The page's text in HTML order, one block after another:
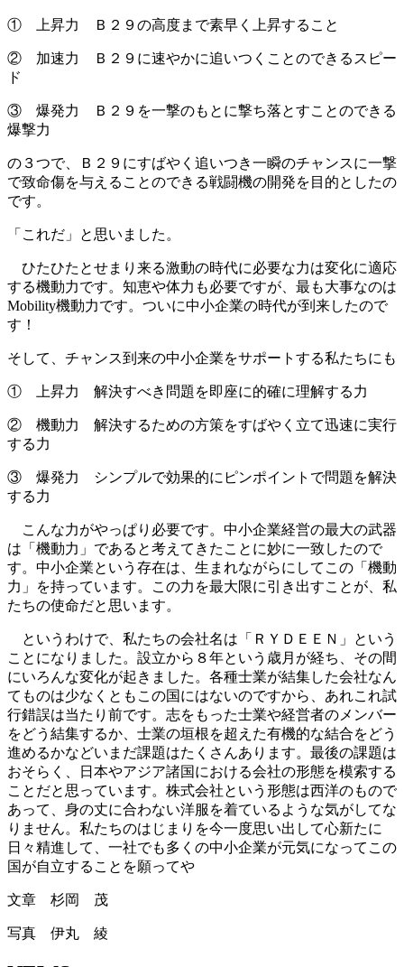
① 上昇力 Ｂ２９の高度まで素早く上昇すること
② 加速力 Ｂ２９に速やかに追いつくことのできるスピー
ド
③ 爆発力 Ｂ２９を一撃のもとに撃ち落とすことのできる
爆撃力
の３つで、Ｂ２９にすばやく追いつき一瞬のチャンスに一撃
で致命傷を与えることのできる戦闘機の開発を目的としたの
です。
「これだ」と思いました。
ひたひたとせまり来る激動の時代に必要な力は変化に適応
する機動力です。知恵や体力も必要ですが、最も大事なのは
Mobility機動力です。ついに中小企業の時代が到来したので
す！
そして、チャンス到来の中小企業をサポートする私たちにも
① 上昇力 解決すべき問題を即座に的確に理解する力
② 機動力 解決するための方策をすばやく立て迅速に実行
する力
③ 爆発力 シンプルで効果的にピンポイントで問題を解決
する力
こんな力がやっぱり必要です。中小企業経営の最大の武器
は「機動力」であると考えてきたことに妙に一致したので
す。中小企業という存在は、生まれながらにしてこの「機動
力」を持っています。この力を最大限に引き出すことが、私
たちの使命だと思います。
というわけで、私たちの会社名は「ＲＹＤＥＥＮ」という
ことになりました。設立から８年という歳月が経ち、その間
にいろんな変化が起きました。各種士業が結集した会社なん
てものは少なくともこの国にはないのですから、あれこれ試
行錯誤は当たり前です。志をもった士業や経営者のメンバー
をどう結集するか、士業の垣根を超えた有機的な結合をどう
進めるかなどいまだ課題はたくさんあります。最後の課題は
おそらく、日本やアジア諸国における会社の形態を模索する
ことだと思っています。株式会社という形態は西洋のもので
あって、身の丈に合わない洋服を着ているような気がしてな
りません。私たちのはじまりを今一度思い出して心新たに
日々精進して、一社でも多くの中小企業が元気になってこの
国が自立することを願ってや
文章 杉岡 茂
写真 伊丸 綾